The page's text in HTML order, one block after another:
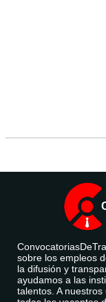
sobre los empleos
la difusión y
ayudamos a las
talentos. A